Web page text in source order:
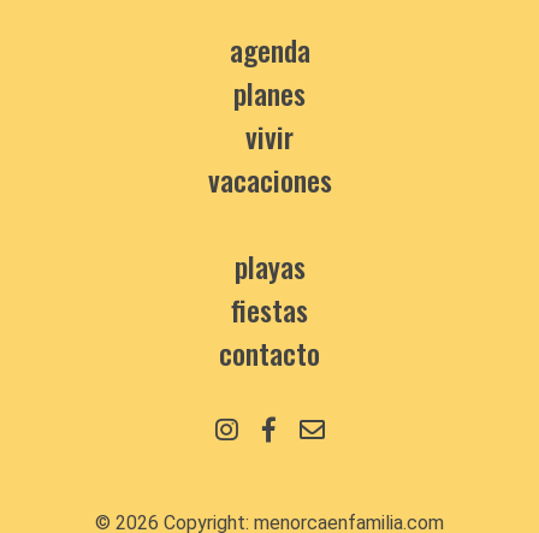
agenda
planes
vivir
vacaciones
playas
fiestas
contacto
© 2026 Copyright: menorcaenfamilia.com